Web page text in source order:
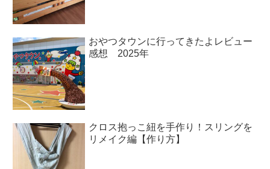
おやつタウンに行ってきたよレビュー
感想 2025年
クロス抱っこ紐を手作り！スリングを
リメイク編【作り方】